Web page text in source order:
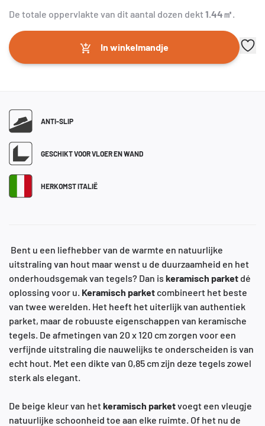
De totale oppervlakte van dit aantal dozen dekt 1.44㎡.
In winkelmandje
ANTI-SLIP
GESCHIKT VOOR VLOER EN WAND
HERKOMST ITALIË
Bent u een liefhebber van de warmte en natuurlijke
uitstraling van hout maar wenst u de duurzaamheid en het
onderhoudsgemak van tegels? Dan is keramisch parket dé
oplossing voor u. Keramisch parket combineert het beste
van twee werelden. Het heeft het uiterlijk van authentiek
parket, maar de robuuste eigenschappen van keramische
tegels. De afmetingen van 20 x 120 cm zorgen voor een
verfijnde uitstraling die nauwelijks te onderscheiden is van
echt hout. Met een dikte van 0,85 cm zijn deze tegels zowel
sterk als elegant.
De beige kleur van hetkeramisch parketvoegt een vleugje
natuurlijke schoonheid toe aan elke ruimte. Of het nu de